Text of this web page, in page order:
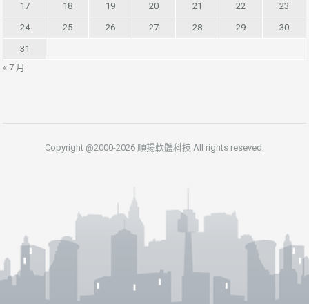
17 18 19 20 21 22 23
24 25 26 27 28 29 30
31
« 7 月
Copyright @2000-2026 順揚軟體科技 All rights reseved.